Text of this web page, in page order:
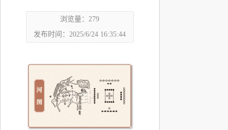
浏览量：279
发布时间：2025/6/24 16:35:44